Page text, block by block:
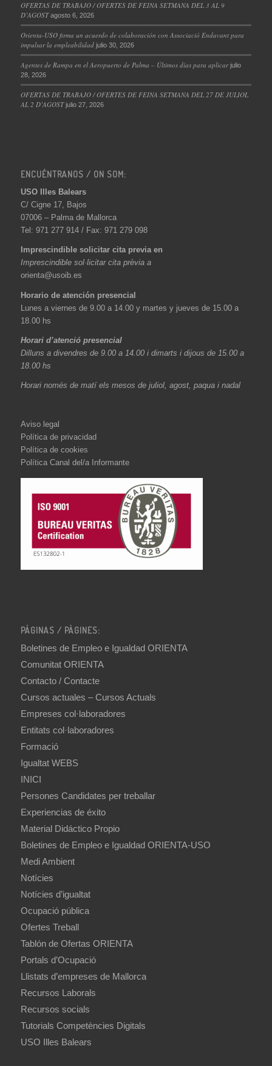
OFERTAS DE TRABAJO / OFERTES DE FEINA SETMANA DEL 3 AL 9
D’AGOST agosto 6, 2026
Orienta-USO firma un acuerdo de colaboración con Associació Endavant para
impulsar la empleabilidad julio 30, 2026
Agentes de Rampa en el Aeropuerto de Palma – Últimos días para aplicar julio
28, 2026
OFERTAS DE TRABAJO / OFERTES DE FEINA SETMANA DEL 27 DE JULIOL
AL 2 D’AGOST julio 27, 2026
ENCUÉNTRANOS / ON SOM:
USO Illes Balears
C/ Cigne 17, Bajos
07006 – Palma de Mallorca
Tel: 971 277 914 / Fax: 971 279 098
Imprescindible solicitar cita previa en
Imprescindible sol·licitar cita prèvia a
orienta@usoib.es
Horario de atención presencial
Lunes a viernes de 9.00 a 14.00 y martes y jueves de 15.00 a
18.00 hs
Horari d’atenció presencial
Dilluns a divendres de 9.00 a 14.00 i dimarts i dijous de 15.00 a
18.00 hs
Horari només de matí els mesos de juliol, agost, paqua i nadal
Aviso legal
Política de privacidad
Política de cookies
Política Canal del/a Informante
PÁGINAS / PÀGINES:
Boletines de Empleo e Igualdad ORIENTA
Comunitat ORIENTA
Contacto / Contacte
Cursos actuales – Cursos Actuals
Empreses col·laboradores
Entitats col·laboradores
Formació
Igualtat WEBS
INICI
Persones Candidates per treballar
Experiencias de éxito
Material Didáctico Propio
Boletines de Empleo e Igualdad ORIENTA-USO
Medi Ambient
Notícies
Notícies d’igualtat
Ocupació pública
Ofertes Treball
Tablón de Ofertas ORIENTA
Portals d’Ocupació
Llistats d’empreses de Mallorca
Recursos Laborals
Recursos socials
Tutorials Competències Digitals
USO Illes Balears